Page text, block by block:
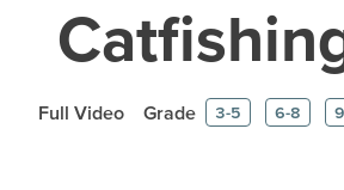
Full Video Grade 3-5 6-8